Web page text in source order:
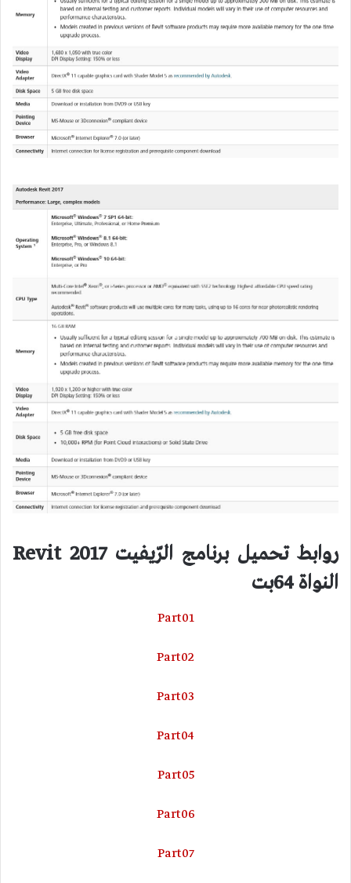
روابط تحميل برنامج الرّيفيت 2017 Revit
النواة 64بت
Part01
Part02
Part03
Part04
Part05
Part06
Part07